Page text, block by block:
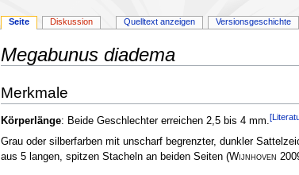
Megabunus diadema
Navigation
springen
Suche
springen
Merkmale
Körperlänge: Beide Geschlechter erreichen 2,5 bis 4 mm.
Grau oder silberfarben mit unscharf begrenzter, dunkler
aus 5 langen, spitzen Stacheln an beiden Seiten (Wijnhoven
Seite Diskussion Quelltext anzeigen Versionsgeschichte